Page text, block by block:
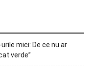
mici: De ce nu ar
verde”